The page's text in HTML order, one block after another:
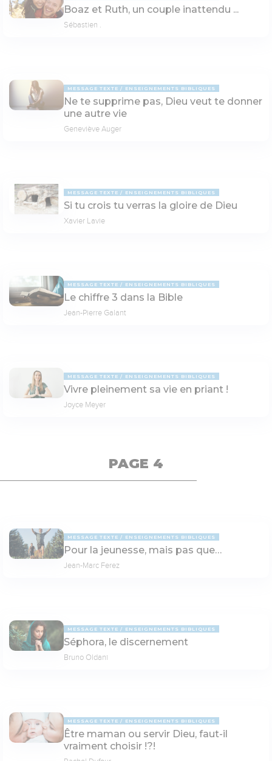
Boaz et Ruth, un couple inattendu ...
Sébastien .
MESSAGE TEXTE ENSEIGNEMENTS BIBLIQUES
Ne te supprime pas, Dieu veut te donner
une autre vie
Geneviève Auger
MESSAGE TEXTE ENSEIGNEMENTS BIBLIQUES
Si tu crois tu verras la gloire de Dieu
Xavier Lavie
MESSAGE TEXTE ENSEIGNEMENTS BIBLIQUES
Le chiffre 3 dans la Bible
Jean-Pierre Galant
MESSAGE TEXTE ENSEIGNEMENTS BIBLIQUES
Vivre pleinement sa vie en priant !
Joyce Meyer
PAGE 4
MESSAGE TEXTE ENSEIGNEMENTS BIBLIQUES
Pour la jeunesse, mais pas que…
Jean-Marc Ferez
MESSAGE TEXTE ENSEIGNEMENTS BIBLIQUES
Séphora, le discernement
Bruno Oldani
MESSAGE TEXTE ENSEIGNEMENTS BIBLIQUES
Être maman ou servir Dieu, faut-il
vraiment choisir !?!